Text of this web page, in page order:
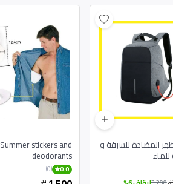
حقيبة الظهر المضادة للسرقة و
دج
Summer stickers and
deodorants
0.0
(0)
دج